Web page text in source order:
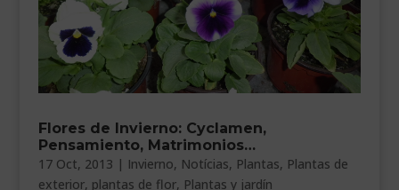
Flores de Invierno: Cyclamen,
Pensamiento, Matrimonios…
17 Oct, 2013 | Invierno, Notícias, Plantas, Plantas de
exterior, plantas de flor, Plantas y jardín